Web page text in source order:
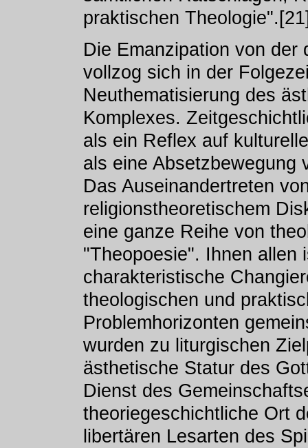
praktischen
Die Emanzipation von der
vollzog sich in der
Neuthematisierung des
Komplexes.
als ein Reflex auf
als eine Absetzbewegung
Das Auseinandertreten
religionstheoretischem
eine ganze Reihe von
"Theopoesie". Ihnen allen
charakteristische
theologischen und
Problemhorizonten
wurden zu liturgischen
ästhetische Statur des
Dienst des
theoriegeschichtliche Ort
libertären Lesarten des